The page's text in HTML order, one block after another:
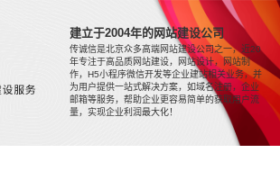
建立于2004年的网站建设公司
传诚信是北京众多高端网站建设公司之一，近20
年专注于高品质网站建设，网站设计，网站制
作，H5小程序微信开发等企业建站相关业务，并
为用户提供一站式解决方案，如域名注册，企业
邮箱等服务，帮助企业更容易简单的获取用户流
量，实现企业利润最大化！